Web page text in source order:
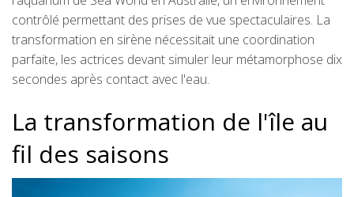
contrôlé permettant des prises de vue spectaculaires. La
transformation en sirène nécessitait une coordination
parfaite, les actrices devant simuler leur métamorphose dix
secondes après contact avec l'eau.
La transformation de l'île au
fil des saisons